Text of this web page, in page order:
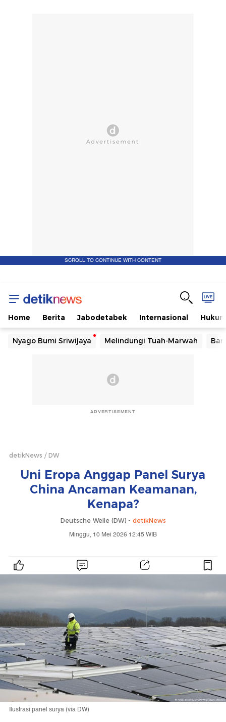
SCROLL TO CONTINUE WITH CONTENT
Home Berita Jabodetabek Internasional Hukum
Nyago Bumi Sriwijaya Melindungi Tuah-Marwah
ADVERTISEMENT
detikNews DW
Uni Eropa Anggap Panel Surya
China Ancaman Keamanan,
Kenapa?
Deutsche Welle (DW) - detikNews
Minggu, 10 Mei 2026 12:45 WIB
Ilustrasi panel surya (via DW)